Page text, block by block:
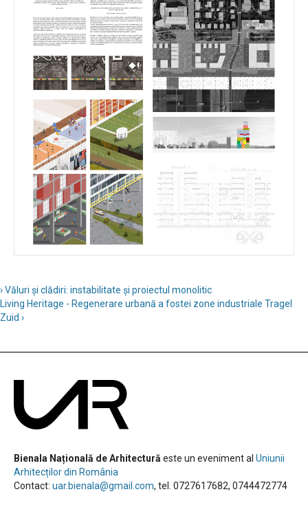
› Văluri și clădiri: instabilitate și proiectul monolitic
Living Heritage - Regenerare urbană a fostei zone industriale Tragel
Zuid ›
Bienala Națională de Arhitectură este un eveniment al Uniunii
Arhitecților din România
Contact: uar.bienala@gmail.com, tel. 0727617682, 0744472774